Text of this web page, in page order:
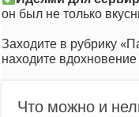
он был не только
Заходите в рубрику
находите
Что можно и